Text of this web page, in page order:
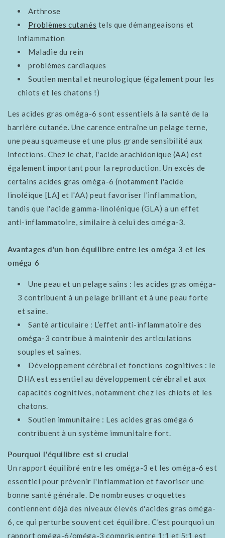
Arthrose
Problèmes cutanés tels que démangeaisons et
inflammation
Maladie du rein
problèmes cardiaques
Soutien mental et neurologique (également pour les
chiots et les chatons !)
Les acides gras oméga-6 sont essentiels à la santé de la
barrière cutanée. Une carence entraîne un pelage terne,
une peau squameuse et une plus grande sensibilité aux
infections. Chez le chat, l'acide arachidonique (AA) est
également important pour la reproduction. Un excès de
certains acides gras oméga-6 (notamment l'acide
linoléique [LA] et l'AA) peut favoriser l'inflammation,
tandis que l'acide gamma-linolénique (GLA) a un effet
anti-inflammatoire, similaire à celui des oméga-3.
Avantages d'un bon équilibre entre les oméga 3 et les
oméga 6
Une peau et un pelage sains : les acides gras oméga-
3 contribuent à un pelage brillant et à une peau forte
et saine.
Santé articulaire : L’effet anti-inflammatoire des
oméga-3 contribue à maintenir des articulations
souples et saines.
Développement cérébral et fonctions cognitives : le
DHA est essentiel au développement cérébral et aux
capacités cognitives, notamment chez les chiots et les
chatons.
Soutien immunitaire : Les acides gras oméga 6
contribuent à un système immunitaire fort.
Pourquoi l'équilibre est si crucial
Un rapport équilibré entre les oméga-3 et les oméga-6 est
essentiel pour prévenir l'inflammation et favoriser une
bonne santé générale. De nombreuses croquettes
contiennent déjà des niveaux élevés d'acides gras oméga-
6, ce qui perturbe souvent cet équilibre. C'est pourquoi un
rapport oméga-6/oméga-3 compris entre 1:1 et 5:1 est